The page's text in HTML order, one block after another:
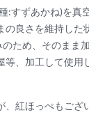
:すずあかね)を真
の良さを維持した
ため、そのまま
等、加工して使用
紅ほっぺもござ